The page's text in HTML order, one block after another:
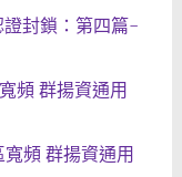
封鎖：第四篇-
頻 群揚資通用
頻 群揚資通用